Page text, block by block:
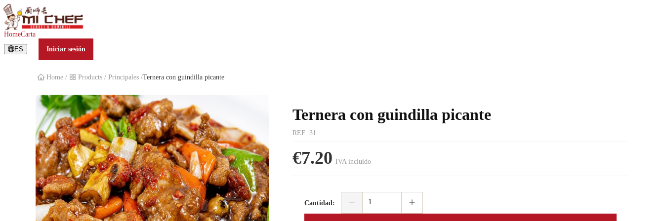
Ternera con guindilla picante
HomeCarta
ES
Iniciar sesión
Home / Products / Principales /Ternera con guindilla picante
Ternera con guindilla picante
REF: 31
€7.20 IVA incluido
Cantidad: